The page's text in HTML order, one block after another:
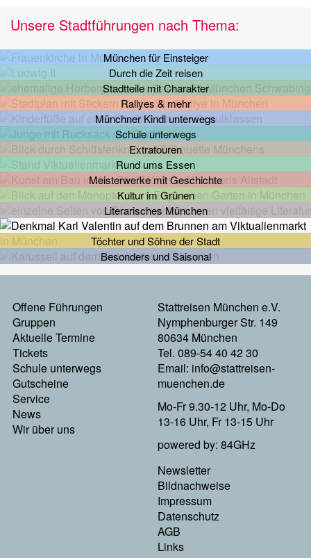
Unsere Stadtführungen nach Thema:
München für Einsteiger
Durch die Zeit reisen
Stadtteile mit Charakter
Rallyes & mehr
Münchner Kindl unterwegs
Schule unterwegs
Extratouren
Rund ums Essen
Meisterwerke mit Geschichte
Kultur im Grünen
Literarisches München
Töchter und Söhne der Stadt
Besonders und Saisonal
Footermenu
Links
Offene Führungen
Gruppen
Aktuelle Termine
Tickets
Schule unterwegs
Gutscheine
Service
News
Wir über uns
Stattreisen München e.V.
Nymphenburger Str. 149
80634 München
Tel. 089-54 40 42 30
Email: info@stattreisen-
muenchen.de
Mo-Fr 9.30-12 Uhr, Mo-Do
13-16 Uhr, Fr 13-15 Uhr
powered by: 84GHz
Footer
Menu
Rechts
Newsletter
Bildnachweise
Impressum
Datenschutz
AGB
Links